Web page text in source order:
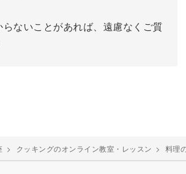
ないことがあれば、遠慮なくご質
> クッキングのオンライン教室・レッスン > 料理